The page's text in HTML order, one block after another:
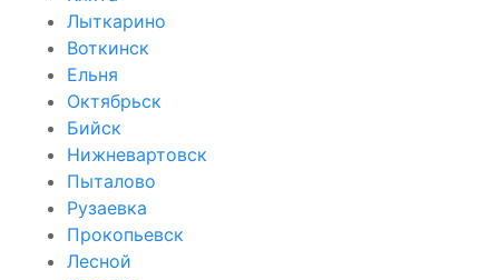
Лыткарино
Воткинск
Ельня
Октябрьск
Бийск
Нижневартовск
Пыталово
Рузаевка
Прокопьевск
Лесной